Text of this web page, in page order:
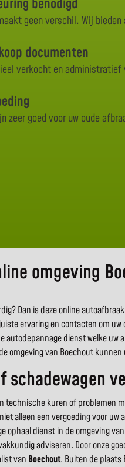
benodigd
geen verschil. Wij
documenten
verkocht en administratief
zeer goed voor uw oude
omgeving
Dan is deze online
ervaring en contacten om
autodepannage dienst welke
omgeving van Boechout
schadewagen
technische kuren of problemen
alleen een vergoeding voor
ophaal dienst in de omgeving
adviseren. Door onze
van Boechout. Buiten de plaats